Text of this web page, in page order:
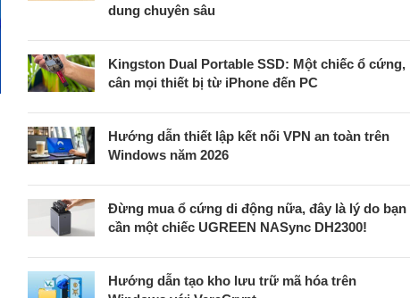
dung chuyên sâu
Kingston Dual Portable SSD: Một chiếc ổ cứng,
cân mọi thiết bị từ iPhone đến PC
Hướng dẫn thiết lập kết nối VPN an toàn trên
Windows năm 2026
Đừng mua ổ cứng di động nữa, đây là lý do bạn
cần một chiếc UGREEN NASync DH2300!
Hướng dẫn tạo kho lưu trữ mã hóa trên